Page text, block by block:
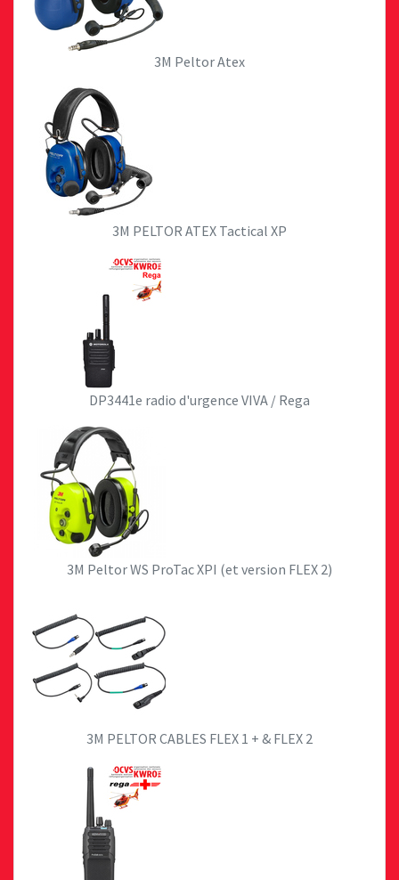
3M Peltor Atex
3M PELTOR ATEX Tactical XP
DP3441e radio d'urgence VIVA / Rega
3M Peltor WS ProTac XPI (et version FLEX 2)
3M PELTOR CABLES FLEX 1 + & FLEX 2